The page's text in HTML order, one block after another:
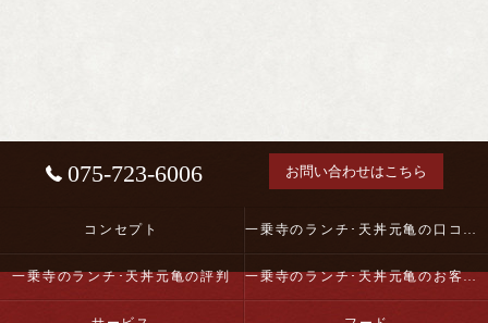
075-723-6006 お問い合わせはこちら
コンセプト 一乗寺のランチ･天丼元亀の口コミ情報
一乗寺のランチ･天丼元亀の評判 一乗寺のランチ･天丼元亀のお客様の声